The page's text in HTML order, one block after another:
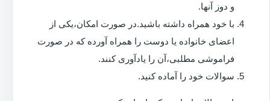
و دوز آنها.
با خود همراه داشته باشید.در صورت امکان،یکی از
اعضای خانواده یا دوست را همراه آورده که در صورت
فراموشی مطلبی،آن را یادآوری کنند.
سوالات خود را آماده کنید.